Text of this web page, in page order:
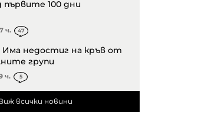
първите 100 дни
ч. 47
недостиг на кръв от
групи
ч. 5
всички новини